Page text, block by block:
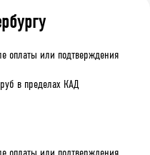
оплаты или подтверждения
в пределах КАД
оплаты или подтверждения